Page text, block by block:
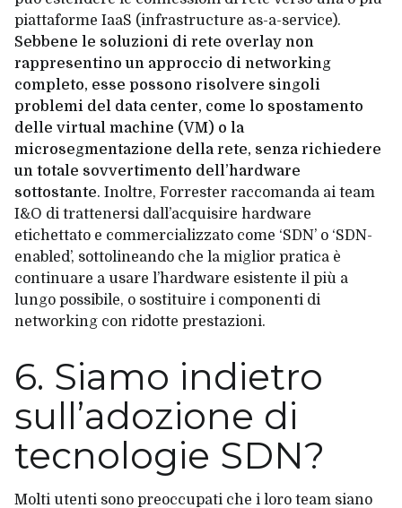
piattaforme IaaS (infrastructure as-a-service).
Sebbene le soluzioni di rete overlay non
rappresentino un approccio di networking
completo, esse possono risolvere singoli
problemi del data center, come lo spostamento
delle virtual machine (VM) o la
microsegmentazione della rete, senza richiedere
un totale sovvertimento dell’hardware
sottostante. Inoltre, Forrester raccomanda ai team
I&O di trattenersi dall’acquisire hardware
etichettato e commercializzato come ‘SDN’ o ‘SDN-
enabled’, sottolineando che la miglior pratica è
continuare a usare l’hardware esistente il più a
lungo possibile, o sostituire i componenti di
networking con ridotte prestazioni.
6. Siamo indietro
sull’adozione di
tecnologie SDN?
Molti utenti sono preoccupati che i loro team siano